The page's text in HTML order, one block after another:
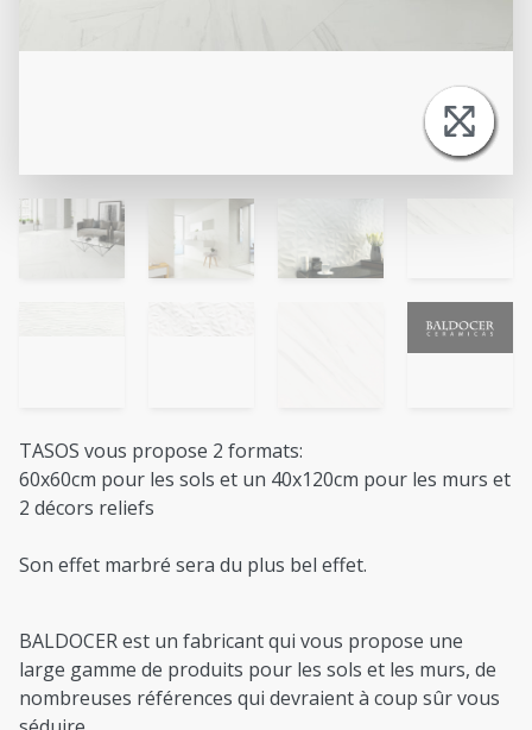
TASOS vous propose 2 formats:
60x60cm pour les sols et un 40x120cm pour les murs et
2 décors reliefs
Son effet marbré sera du plus bel effet.
BALDOCER est un fabricant qui vous propose une
large gamme de produits pour les sols et les murs, de
nombreuses références qui devraient à coup sûr vous